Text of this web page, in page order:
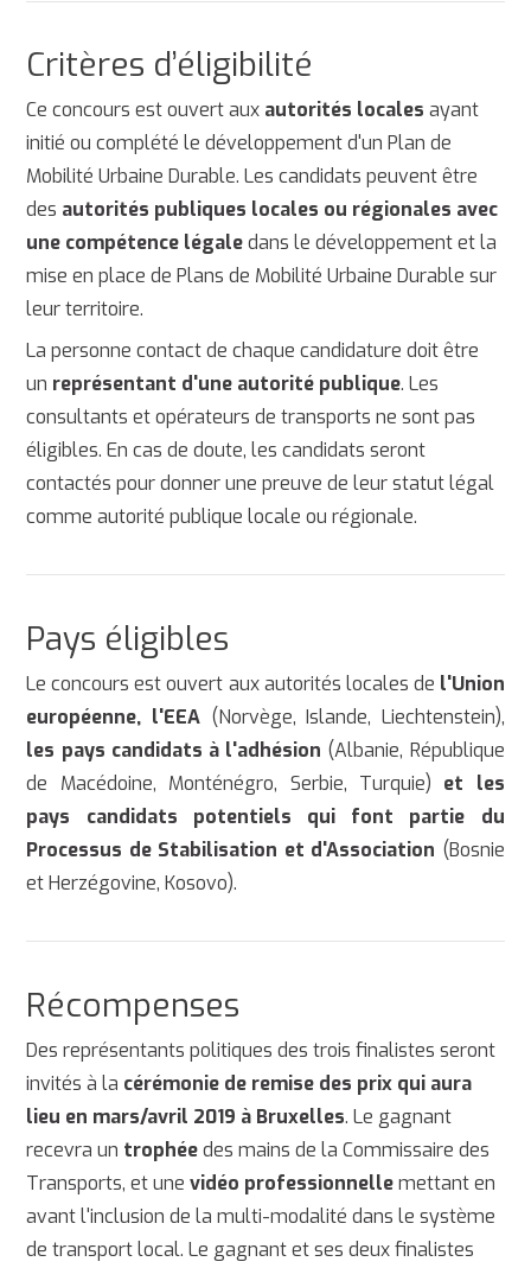
Critères d’éligibilité
Ce concours est ouvert aux autorités locales ayant
initié ou complété le développement d'un Plan de
Mobilité Urbaine Durable. Les candidats peuvent être
des autorités publiques locales ou régionales avec
une compétence légaledans le développement et la
mise en place de Plans de Mobilité Urbaine Durable sur
leur territoire.
La personne contact de chaque candidature doit être
un représentant d'une autorité publique. Les
consultants et opérateurs de transports ne sont pas
éligibles. En cas de doute, les candidats seront
contactés pour donner une preuve de leur statut légal
comme autorité publique locale ou régionale.
Pays éligibles
Le concours est ouvert aux autorités locales de l'Union
européenne, l'EEA(Norvège, Islande, Liechtenstein),
les pays candidats à l'adhésion (Albanie, République
de Macédoine, Monténégro, Serbie, Turquie) et les
pays candidats potentiels qui font partie du
Processus de Stabilisation et d'Association (Bosnie
et Herzégovine, Kosovo).
Récompenses
Des représentants politiques des trois finalistes seront
invités à la cérémonie de remise des prix qui aura
lieu en mars/avril 2019 à Bruxelles. Le gagnant
recevra un trophéedes mains de la Commissaire des
Transports, et unevidéo professionnellemettant en
avant l'inclusion de la multi-modalité dans le système
de transport local. Le gagnant et ses deux finalistes